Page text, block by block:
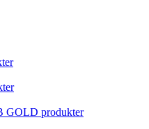
GOLD produkter